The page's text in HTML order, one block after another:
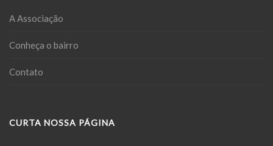
A Associação
Conheça o bairro
Contato
CURTA NOSSA PÁGINA